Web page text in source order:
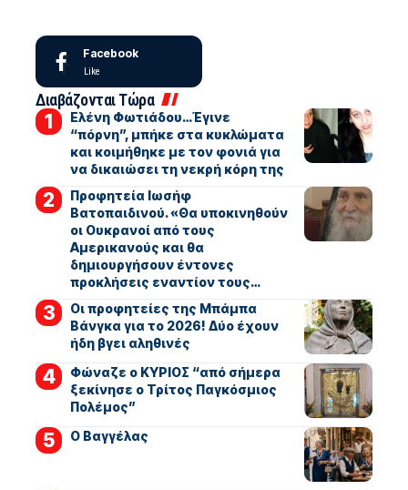
Facebook
Like
Διαβάζονται Τώρα
Ελένη Φωτιάδου…Έγινε
“πόρνη”, μπήκε στα κυκλώματα
και κοιμήθηκε με τον φονιά για
να δικαιώσει τη νεκρή κόρη της
Προφητεία Ιωσήφ
Βατοπαιδινού. «Θα υποκινηθούν
οι Ουκρανοί από τους
Αμερικανούς και θα
δημιουργήσουν έντονες
προκλήσεις εναντίον τους…
Οι προφητείες της Μπάμπα
Βάνγκα για το 2026! Δύο έχουν
ήδη βγει αληθινές
Φώναζε ο ΚΥΡΙΟΣ “από σήμερα
ξεκίνησε ο Τρίτος Παγκόσμιος
Πολέμος”
Ο Βαγγέλας